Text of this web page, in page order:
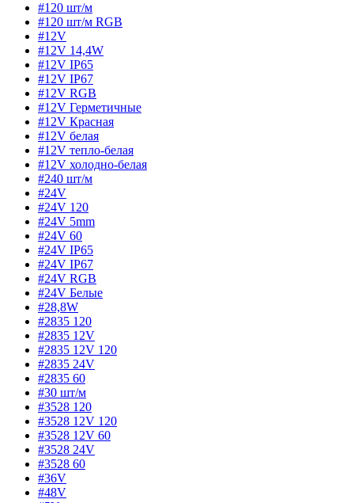
#120 шт/м
#120 шт/м RGB
#12V
#12V 14,4W
#12V IP65
#12V IP67
#12V RGB
#12V Герметичные
#12V Красная
#12V белая
#12V тепло-белая
#12V холодно-белая
#240 шт/м
#24V
#24V 120
#24V 5mm
#24V 60
#24V IP65
#24V IP67
#24V RGB
#24V Белые
#28,8W
#2835 120
#2835 12V
#2835 12V 120
#2835 24V
#2835 60
#30 шт/м
#3528 120
#3528 12V 120
#3528 12V 60
#3528 24V
#3528 60
#36V
#48V